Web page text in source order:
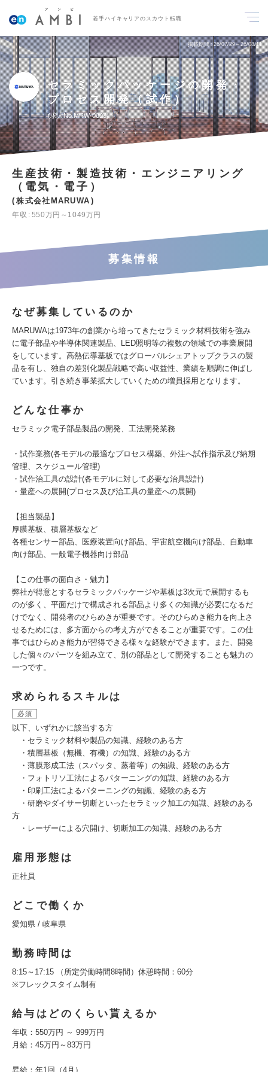
若手ハイキャリアのスカウト転職
掲載期間 26/07/29～26/08/11
セラミックパッケージの開発・
プロセス開発（試作）
求人No.MRW-0003
生産技術・製造技術・エンジニアリング
（電気・電子）
株式会社MARUWA
年収 550万円～1049万円
募集情報
なぜ募集しているのか
MARUWAは1973年の創業から培ってきたセラミック材料技術を強み
に電子部品や半導体関連製品、LED照明等の複数の領域での事業展開
をしています。高熱伝導基板ではグローバルシェアトップクラスの製
品を有し、独自の差別化製品戦略で高い収益性、業績を順調に伸ばし
ています。引き続き事業拡大していくための増員採用となります。
どんな仕事か
セラミック電子部品製品の開発、工法開発業務
・試作業務(各モデルの最適なプロセス構築、外注へ試作指示及び納期
管理、スケジュール管理)
・試作治工具の設計(各モデルに対して必要な治具設計)
・量産への展開(プロセス及び治工具の量産への展開)
【担当製品】
厚膜基板、積層基板など
各種センサー部品、医療装置向け部品、宇宙航空機向け部品、自動車
向け部品、一般電子機器向け部品
【この仕事の面白さ・魅力】
弊社が得意とするセラミックパッケージや基板は3次元で展開するも
のが多く、平面だけで構成される部品より多くの知識が必要になるだ
けでなく、開発者のひらめきが重要です。そのひらめき能力を向上さ
せるためには、多方面からの考え方ができることが重要です。この仕
事ではひらめき能力が習得できる様々な経験ができます。また、開発
した個々のパーツを組み立て、別の部品として開発することも魅力の
一つです。
求められるスキルは
必須
以下、いずれかに該当する方
・セラミック材料や製品の知識、経験のある方
・積層基板（無機、有機）の知識、経験のある方
・薄膜形成工法（スパッタ、蒸着等）の知識、経験のある方
・フォトリソ工法によるパターニングの知識、経験のある方
・印刷工法によるパターニングの知識、経験のある方
・研磨やダイサー切断といったセラミック加工の知識、経験のある
方
・レーザーによる穴開け、切断加工の知識、経験のある方
雇用形態は
正社員
どこで働くか
愛知県 / 岐阜県
勤務時間は
8:15～17:15 （所定労働時間8時間）休憩時間：60分
※フレックスタイム制有
給与はどのくらい貰えるか
年収：550万円 ～ 999万円
月給：45万円～83万円
昇給：年1回（4月）